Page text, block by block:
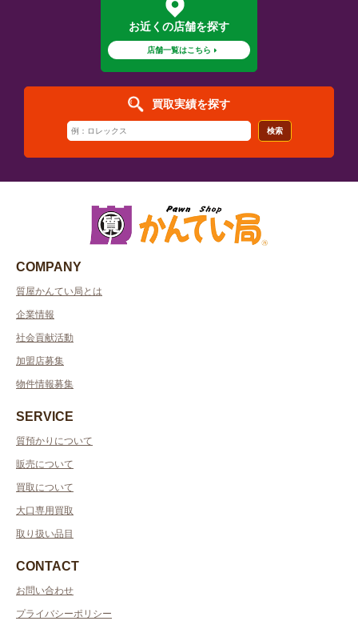
お近くの店舗を探す
店舗一覧はこちら
買取実績を探す
検索
COMPANY
質屋かんてい局とは
企業情報
社会貢献活動
加盟店募集
物件情報募集
SERVICE
質預かりについて
販売について
買取について
大口専用買取
取り扱い品目
CONTACT
お問い合わせ
プライバシーポリシー